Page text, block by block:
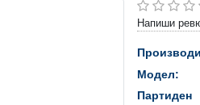
Напиши
Модел:
Партиден